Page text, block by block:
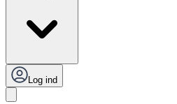
Log ind